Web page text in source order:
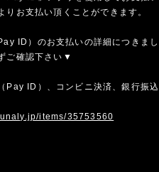
りお支払い頂くことができます。
ID）のお支払いの詳細につきま
ご確認下さい▼
Pay ID）、コンビニ決済、銀行振
items/35753560